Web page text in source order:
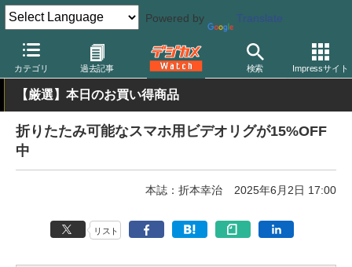
Powered by Translate
カテゴリ 過去記事 検索 Impressサイト
デジカメ Watch PC/モバイル関連 スマートフォン
【厳選】本日のお買い得商品
折りたたみ可能なスマホ用ビデオリグが15%OFF
中
本誌：折本幸治 2025年6月2日 17:00
リスト